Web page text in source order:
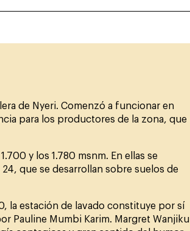
de Nyeri. Comenzó a funcionar en
para los productores de la zona, que
y los 1.780 msnm. En ellas se
que se desarrollan sobre suelos de
la estación de lavado constituye por sí
Pauline Mumbi Karim. Margret Wanjiku